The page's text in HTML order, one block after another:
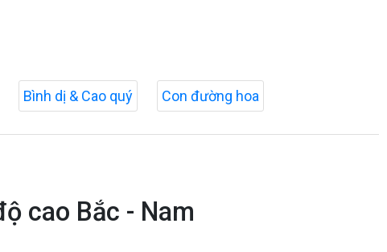
Bình dị & Cao quý Con đường hoa
cao Bắc - Nam